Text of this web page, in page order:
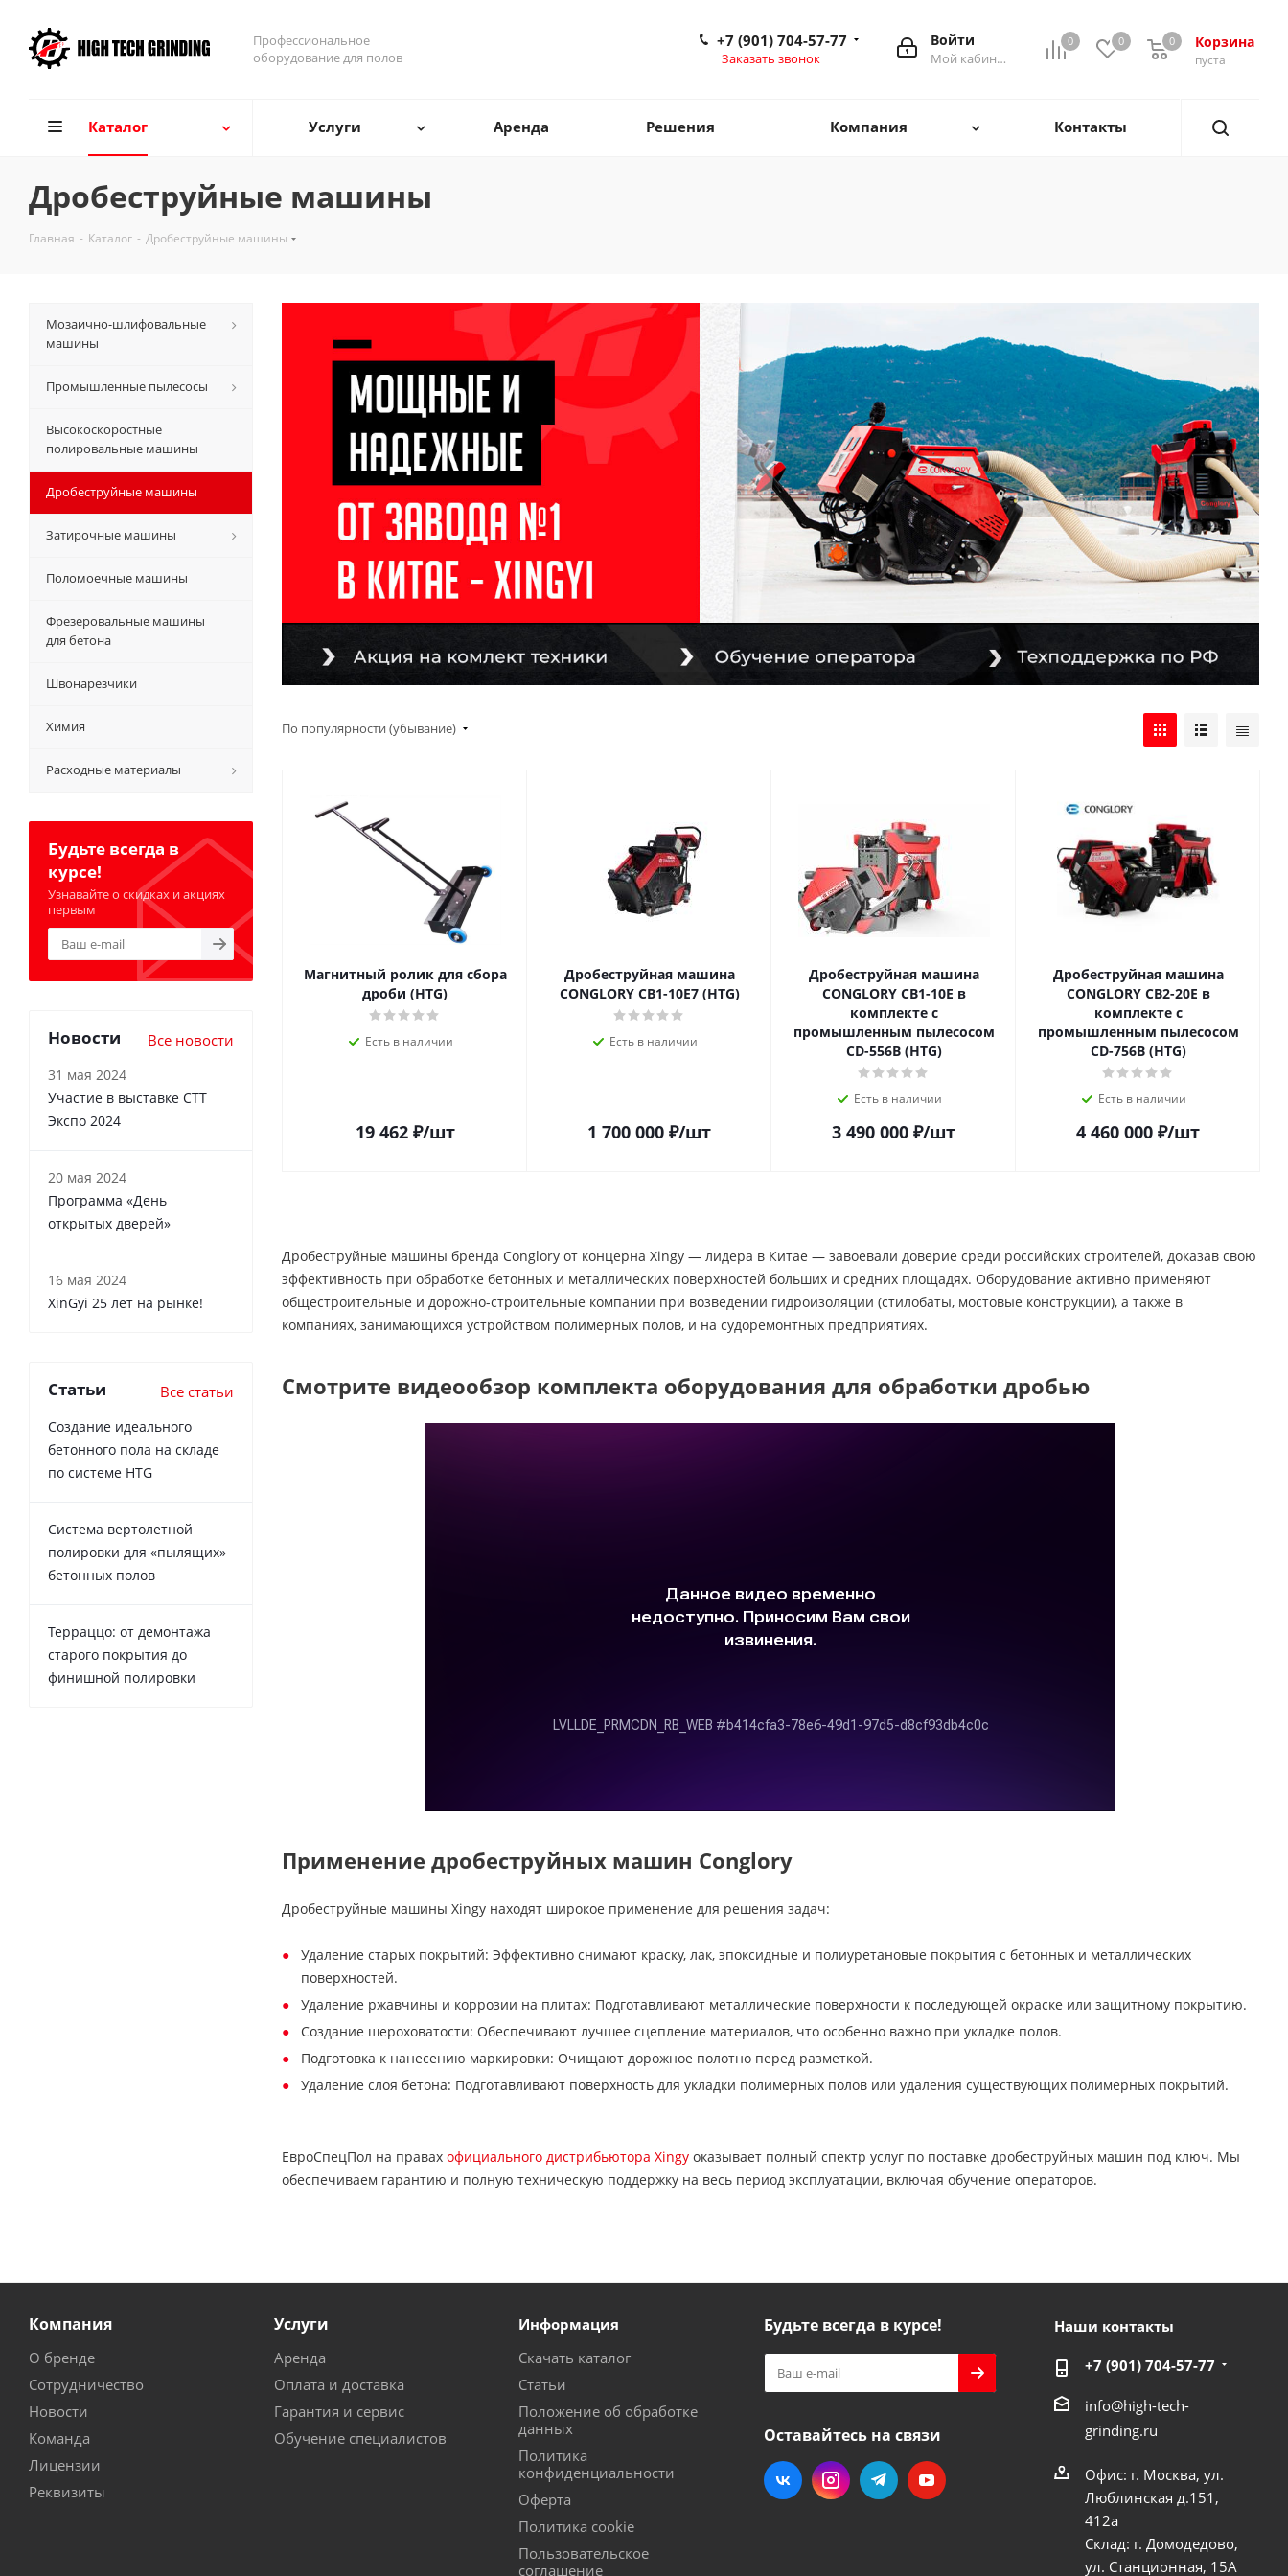
Профессиональное
оборудование для полов
0 0 Корзина
0
пуста
0
Войти
Мой кабинет
+7 (901) 704-57-77
Заказать звонок
Каталог Услуги Аренда Решения Компания Контакты
Дробеструйные машины
Главная - Каталог - Дробеструйные машины
По популярности (убывание)
Магнитный ролик для сбора
дроби (HTG)
Есть в наличии
19 462₽/шт
Дробеструйная машина
CONGLORY СВ1-10Е7 (HTG)
Есть в наличии
1 700 000 ₽/шт
Дробеструйная машина
CONGLORY СВ1-10Е в
комплекте с
промышленным пылесосом
CD-556B (HTG)
Есть в наличии
3 490 000 ₽/шт
Дробеструйная машина
CONGLORY СВ2-20Е в
комплекте с
промышленным пылесосом
CD-756B (HTG)
Есть в наличии
4 460 000 ₽/шт
Дробеструйные машины бренда Conglory от концерна Xingy — лидера в Китае — завоевали доверие среди российских строителей, доказав свою
эффективность при обработке бетонных и металлических поверхностей больших и средних площадях. Оборудование активно применяют
общестроительные и дорожно-строительные компании при возведении гидроизоляции (стилобаты, мостовые конструкции), а также в
компаниях, занимающихся устройством полимерных полов, и на судоремонтных предприятиях.
Смотрите видеообзор комплекта оборудования для обработки дробью
Применение дробеструйных машин Conglory
Дробеструйные машины Xingy находят широкое применение для решения задач:
Удаление старых покрытий: Эффективно снимают краску, лак, эпоксидные и полиуретановые покрытия с бетонных и металлических
поверхностей.
Удаление ржавчины и коррозии на плитах: Подготавливают металлические поверхности к последующей окраске или защитному покрытию.
Создание шероховатости: Обеспечивают лучшее сцепление материалов, что особенно важно при укладке полов.
Подготовка к нанесению маркировки: Очищают дорожное полотно перед разметкой.
Удаление слоя бетона: Подготавливают поверхность для укладки полимерных полов или удаления существующих полимерных покрытий.
ЕвроСпецПол на правах официального дистрибьютора Xingy оказывает полный спектр услуг по поставке дробеструйных машин под ключ. Мы
обеспечиваем гарантию и полную техническую поддержку на весь период эксплуатации, включая обучение операторов.
Мозаично-шлифовальные
машины
Промышленные пылесосы
Высокоскоростные
полировальные машины
Дробеструйные машины
Затирочные машины
Поломоечные машины
Фрезеровальные машины
для бетона
Швонарезчики
Химия
Расходные материалы
Будьте всегда в
курсе!
Узнавайте о скидках и акциях
первым
Новости Все новости
31 мая 2024
Участие в выставке СТТ
Экспо 2024
20 мая 2024
Программа «День
открытых дверей»
16 мая 2024
XinGyi 25 лет на рынке!
Статьи Все статьи
Создание идеального
бетонного пола на складе
по системе HTG
Система вертолетной
полировки для «пылящих»
бетонных полов
Терраццо: от демонтажа
старого покрытия до
финишной полировки
Компания
О бренде
Сотрудничество
Новости
Команда
Лицензии
Реквизиты
Услуги
Аренда
Оплата и доставка
Гарантия и сервис
Обучение специалистов
Информация
Скачать каталог
Статьи
Положение об обработке
данных
Политика
конфиденциальности
Оферта
Политика cookie
Пользовательское
соглашение
Будьте всегда в курсе!
Оставайтесь на связи
Наши контакты
+7 (901) 704-57-77
info@high-tech-
grinding.ru
Офис: г. Москва, ул.
Люблинская д.151,
412a
Склад: г. Домодедово,
ул. Станционная, 15А